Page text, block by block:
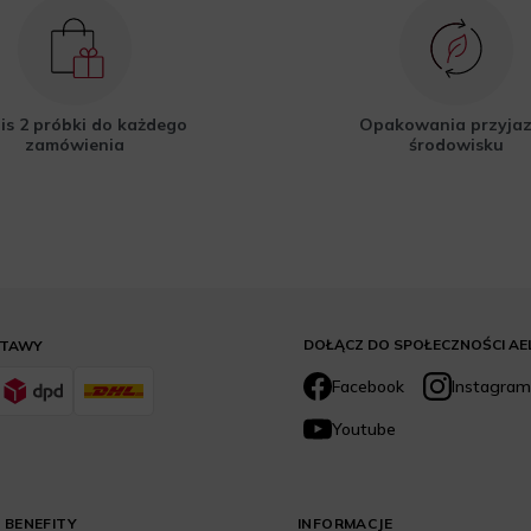
2 próbki do każdego
zamówienia
Opakowania
środowisku
DOŁĄCZ DO SPOŁECZNOŚCI
Facebook
Instagram
Youtube
BENEFITY INFORMACJE